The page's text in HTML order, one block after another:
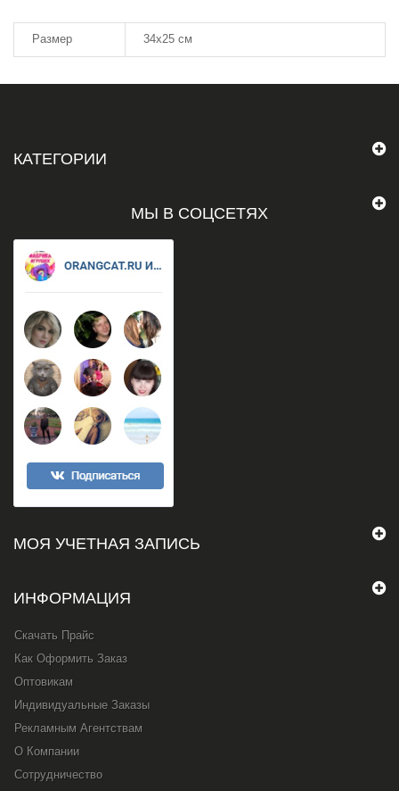
Размер 34х25 см
КАТЕГОРИИ
МЫ В СОЦСЕТЯХ
МОЯ УЧЕТНАЯ ЗАПИСЬ
ИНФОРМАЦИЯ
Скачать Прайс
Как Оформить Заказ
Оптовикам
Индивидуальные Заказы
Рекламным Агентствам
О Компании
Сотрудничество